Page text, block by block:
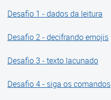
Currículo
Cadernos por Componentes
Curriculares
Cadernos de Transição 2020-
2021
Desafio 1 - dados da leitura
Desafio 2 - decifrando emojis
Desafio 3 - texto lacunado
Desafio 4 - siga os comandos